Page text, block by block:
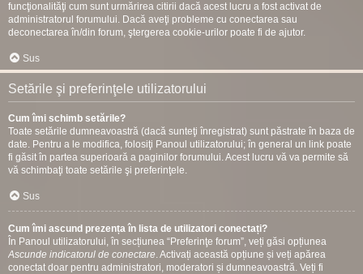
funcţionalităţi cum sunt urmărirea citirii dacă acest lucru a fost activat de
administratorul forumului. Dacă aveţi probleme cu conectarea sau
deconectarea în/din forum, ştergerea cookie-urilor poate fi de ajutor.
Sus
Setările şi preferinţele utilizatorului
Cum îmi schimb setările?
Toate setările dumneavoastră (dacă sunteţi înregistrat) sunt păstrate în baza de
date. Pentru a le modifica, folosiţi Panoul utilizatorului; în general un link poate
fi găsit în partea superioară a paginilor forumului. Acest lucru vă va permite să
vă schimbaţi toate setările şi preferinţele.
Sus
Cum îmi ascund prezența în lista de utilizatori conectați?
În Panoul utilizatorului, în secțiunea “Preferinţe forum”, veți găsi opțiunea
Ascunde indicatorul de conectare. Activați această opțiune și veți apărea
conectat doar pentru administratori, moderatori și dumneavoastră. Veți fi